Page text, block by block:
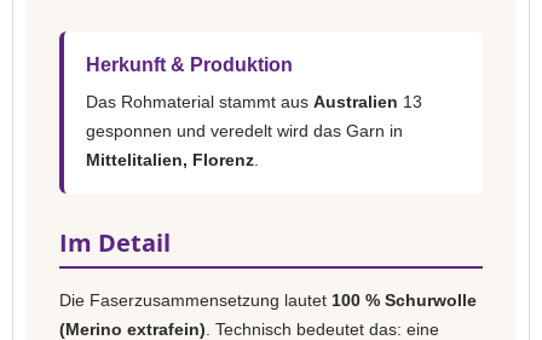
Herkunft & Produktion
Das Rohmaterial stammt aus Australien 13
gesponnen und veredelt wird das Garn in
Mittelitalien, Florenz
Im Detail
Die Faserzusammensetzung lautet 100 % Schurwolle
(Merino extrafein) . Technisch bedeutet das: eine